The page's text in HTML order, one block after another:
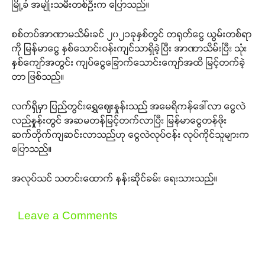
မြို့ခံ အမျိုးသမီးတစ်ဦးက ပြောသည်။
စစ်တပ်အာဏာမသိမ်းခင် ၂၀၂၁ခုနှစ်တွင် တရုတ်ငွေ ယွမ်းတစ်ရာ
ကို မြန်မာငွေ နှစ်သောင်းဝန်းကျင်သာရှိခဲ့ပြီး အာဏာသိမ်းပြီး သုံး
နှစ်ကျော်အတွင်း ကျပ်ငွေခြောက်သောင်းကျော်အထိ မြင့်တက်ခဲ့
တာ ဖြစ်သည်။
လက်ရှိမှာ ပြည်တွင်းရွှေဈေးနှုန်းသည် အမေရိကန်ဒေါ်လာ ငွေလဲ
လည်နှုန်းတွင် အဆမတန်မြင့်တက်လာပြီး မြန်မာငွေတန်ဖိုး
ဆက်တိုက်ကျဆင်းလာသည်ဟု ငွေလဲလုပ်ငန်း လုပ်ကိုင်သူများက
ပြောသည်။
အလုပ်သင် သတင်းထောက် နန်းဆိုင်ခမ်း ရေးသားသည်။
Leave a Comments